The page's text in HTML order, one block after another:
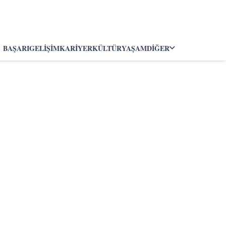
BAŞARIGELIŞIMKARIYERKÜLTÜRYAŞAMDIĞER